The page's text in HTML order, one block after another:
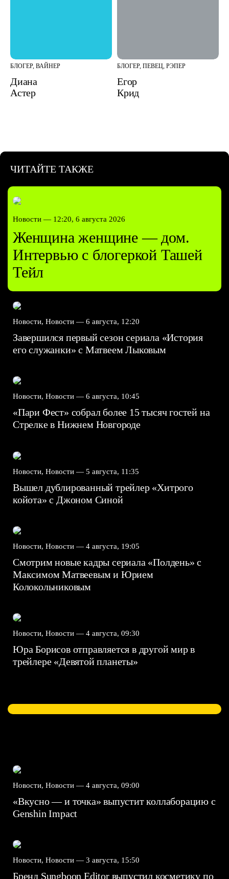
БЛОГЕР, ВАЙНЕР
Диана
Астер
БЛОГЕР, ПЕВЕЦ, РЭПЕР
Егор
Крид
ЧИТАЙТЕ ТАКЖЕ
Новости — 12:20, 6 августа 2026
Женщина женщине — дом.
Интервью с блогеркой Ташей
Тейл
Новости, Новости — 6 августа, 12:20
Завершился первый сезон сериала «История
его служанки» с Матвеем Лыковым
Новости, Новости — 6 августа, 10:45
«Пари Фест» собрал более 15 тысяч гостей на
Стрелке в Нижнем Новгороде
Новости, Новости — 5 августа, 11:35
Вышел дублированный трейлер «Хитрого
койота» с Джоном Синой
Новости, Новости — 4 августа, 19:05
Смотрим новые кадры сериала «Полдень» с
Максимом Матвеевым и Юрием
Колокольниковым
Новости, Новости — 4 августа, 09:30
Юра Борисов отправляется в другой мир в
трейлере «Девятой планеты»
Новости, Новости — 4 августа, 09:00
«Вкусно — и точка» выпустит коллаборацию с
Genshin Impact⁠⁠
Новости, Новости — 3 августа, 15:50
Бренд Sungboon Editor выпустил косметику по